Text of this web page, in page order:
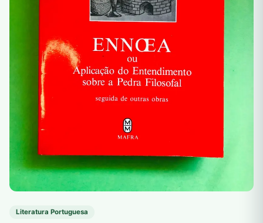
Literatura Portuguesa